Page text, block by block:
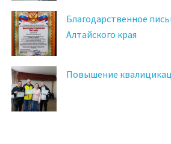
Благодарственное
Алтайского края
Повышение